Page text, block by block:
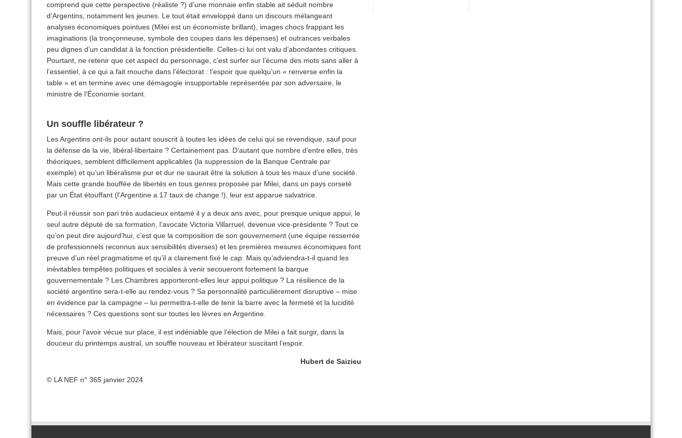
comprend que cette perspective (réaliste ?) d’une monnaie enfin stable ait séduit nombre
d’Argentins, notamment les jeunes. Le tout était enveloppé dans un discours mélangeant
analyses économiques pointues (Milei est un économiste brillant), images chocs frappant les
imaginations (la tronçonneuse, symbole des coupes dans les dépenses) et outrances verbales
peu dignes d’un candidat à la fonction présidentielle. Celles-ci lui ont valu d’abondantes critiques.
Pourtant, ne retenir que cet aspect du personnage, c’est surfer sur l’écume des mots sans aller à
l’essentiel, à ce qui a fait mouche dans l’électorat : l’espoir que quelqu’un « renverse enfin la
table » et en termine avec une démagogie insupportable représentée par son adversaire, le
ministre de l’Économie sortant.
Un souffle libérateur ?
Les Argentins ont-ils pour autant souscrit à toutes les idées de celui qui se revendique, sauf pour
la défense de la vie, libéral-libertaire ? Certainement pas. D’autant que nombre d’entre elles, très
théoriques, semblent difficilement applicables (la suppression de la Banque Centrale par
exemple) et qu’un libéralisme pur et dur ne saurait être la solution à tous les maux d’une société.
Mais cette grande bouffée de libertés en tous genres proposée par Milei, dans un pays corseté
par un État étouffant (l’Argentine a 17 taux de change !), leur est apparue salvatrice.
Peut-il réussir son pari très audacieux entamé il y a deux ans avec, pour presque unique appui, le
seul autre député de sa formation, l’avocate Victoria Villarruel, devenue vice-présidente ? Tout ce
qu’on peut dire aujourd’hui, c’est que la composition de son gouvernement (une équipe resserrée
de professionnels reconnus aux sensibilités diverses) et les premières mesures économiques font
preuve d’un réel pragmatisme et qu’il a clairement fixé le cap. Mais qu’adviendra-t-il quand les
inévitables tempêtes politiques et sociales à venir secoueront fortement la barque
gouvernementale ? Les Chambres apporteront-elles leur appui politique ? La résilience de la
société argentine sera-t-elle au rendez-vous ? Sa personnalité particulièrement disruptive – mise
en évidence par la campagne – lui permettra-t-elle de tenir la barre avec la fermeté et la lucidité
nécessaires ? Ces questions sont sur toutes les lèvres en Argentine.
Mais, pour l’avoir vécue sur place, il est indéniable que l’élection de Milei a fait surgir, dans la
douceur du printemps austral, un souffle nouveau et libérateur suscitant l’espoir.
Hubert de Saizieu
© LA NEF n° 365 janvier 2024